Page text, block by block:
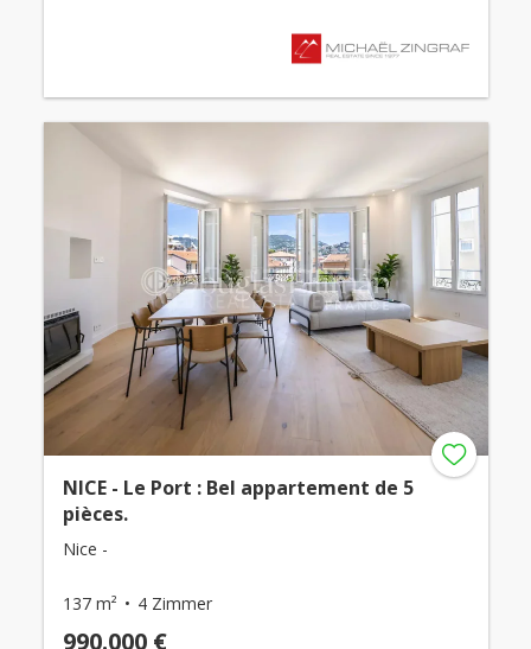
NICE - Le Port : Bel appartement de 5
pièces.
Nice -
137 m² 4 Zimmer
990.000 €